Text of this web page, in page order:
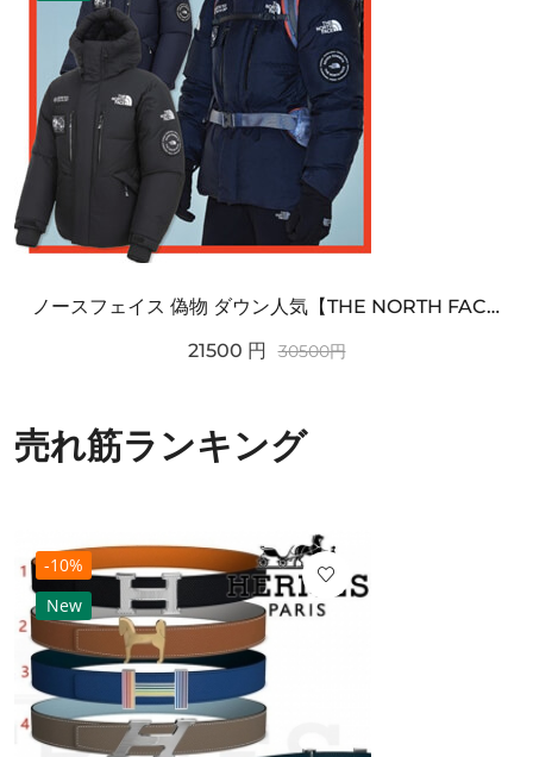
ノースフェイス 偽物 ダウン人気【THE NORTH FACE】M'S 7 SUMMIT HIM...
21500 円 30500円
売れ筋ランキング
-10%
New